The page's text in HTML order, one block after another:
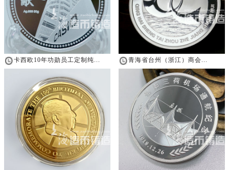
卡西欧10年功勋员工定制纯... 青海省台州（浙江）商会...